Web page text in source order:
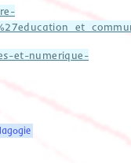
et-numerique-